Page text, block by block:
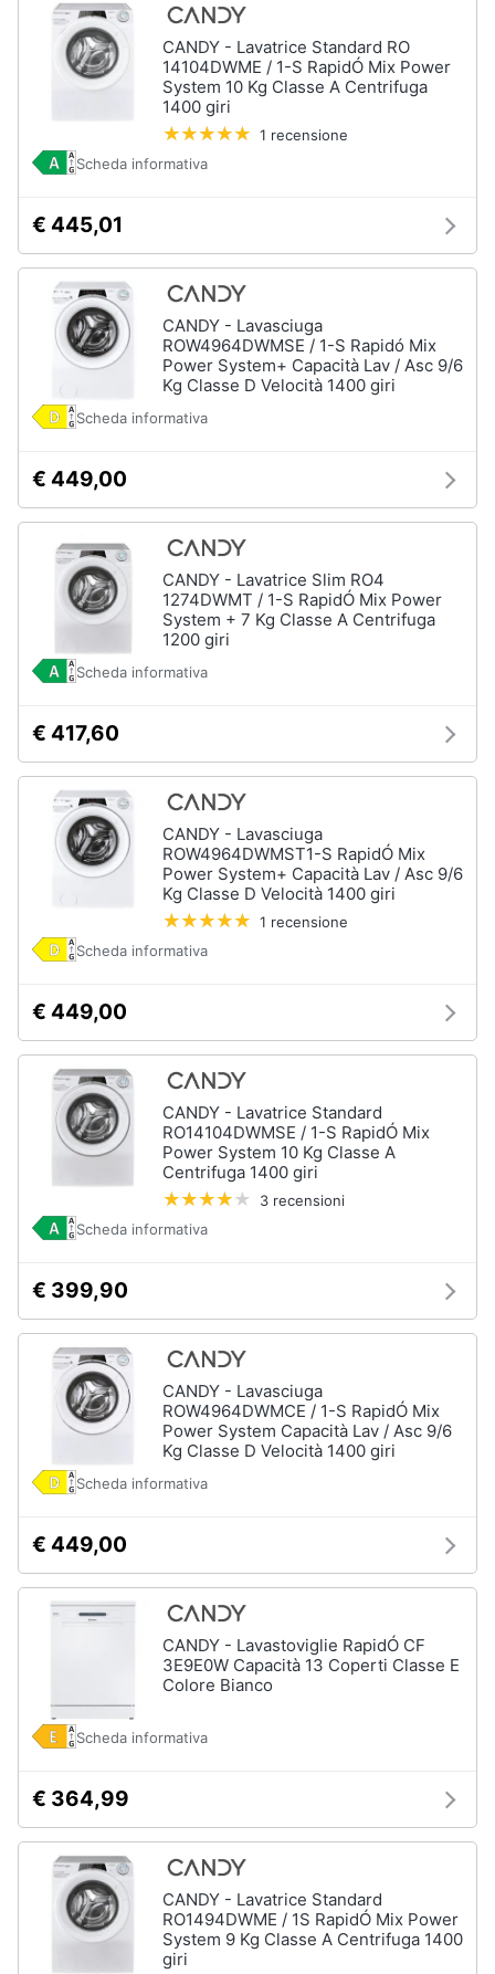
CANDY - Lavatrice Standard RO
14104DWME / 1-S RapidÓ Mix Power
System 10 Kg Classe A Centrifuga
1400 giri
1 recensione
Scheda informativa
€ 445,01
CANDY - Lavasciuga
ROW4964DWMSE / 1-S Rapidó Mix
Power System+ Capacità Lav / Asc 9/6
Kg Classe D Velocità 1400 giri
Scheda informativa
€ 449,00
CANDY - Lavatrice Slim RO4
1274DWMT / 1-S RapidÓ Mix Power
System + 7 Kg Classe A Centrifuga
1200 giri
Scheda informativa
€ 417,60
CANDY - Lavasciuga
ROW4964DWMST1-S RapidÓ Mix
Power System+ Capacità Lav / Asc 9/6
Kg Classe D Velocità 1400 giri
1 recensione
Scheda informativa
€ 449,00
CANDY - Lavatrice Standard
RO14104DWMSE / 1-S RapidÓ Mix
Power System 10 Kg Classe A
Centrifuga 1400 giri
3 recensioni
Scheda informativa
€ 399,90
CANDY - Lavasciuga
ROW4964DWMCE / 1-S RapidÓ Mix
Power System Capacità Lav / Asc 9/6
Kg Classe D Velocità 1400 giri
Scheda informativa
€ 449,00
CANDY - Lavastoviglie RapidÓ CF
3E9E0W Capacità 13 Coperti Classe E
Colore Bianco
Scheda informativa
€ 364,99
CANDY - Lavatrice Standard
RO1494DWME / 1S RapidÓ Mix Power
System 9 Kg Classe A Centrifuga 1400
giri